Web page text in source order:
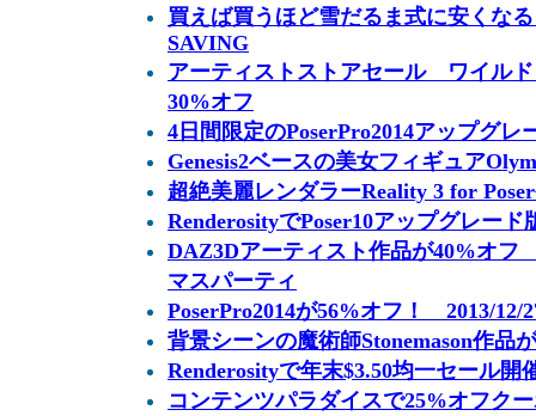
買えば買うほど雪だるま式に安くな
SAVING
アーティストストアセール ワイル
30%オフ
4日間限定のPoserPro2014アップグレ
Genesis2ベースの美女フィギュア
超絶美麗レンダラーReality 3 for
RenderosityでPoser10アップグレー
DAZ3Dアーティスト作品が40%オ
マスパーティ
PoserPro2014が56%オフ！ 2013/12/
背景シーンの魔術師Stonemason作品
Renderosityで年末$3.50均一セール
コンテンツパラダイスで25%オフク